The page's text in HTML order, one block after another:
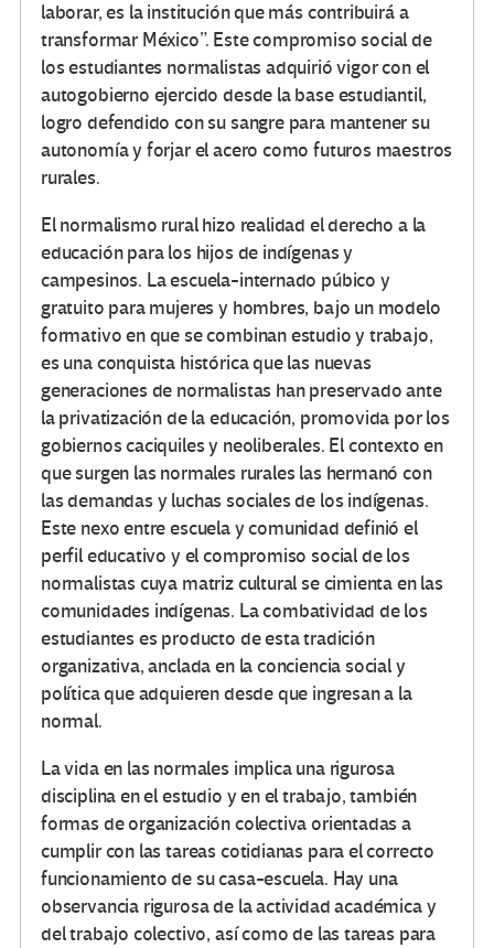
laborar, es la institución que más contribuirá a
transformar México”. Este compromiso social de
los estudiantes normalistas adquirió vigor con el
autogobierno ejercido desde la base estudiantil,
logro defendido con su sangre para mantener su
autonomía y forjar el acero como futuros maestros
rurales.
El normalismo rural hizo realidad el derecho a la
educación para los hijos de indígenas y
campesinos. La escuela-internado púbico y
gratuito para mujeres y hombres, bajo un modelo
formativo en que se combinan estudio y trabajo,
es una conquista histórica que las nuevas
generaciones de normalistas han preservado ante
la privatización de la educación, promovida por los
gobiernos caciquiles y neoliberales. El contexto en
que surgen las normales rurales las hermanó con
las demandas y luchas sociales de los indígenas.
Este nexo entre escuela y comunidad definió el
perfil educativo y el compromiso social de los
normalistas cuya matriz cultural se cimienta en las
comunidades indígenas. La combatividad de los
estudiantes es producto de esta tradición
organizativa, anclada en la conciencia social y
política que adquieren desde que ingresan a la
normal.
La vida en las normales implica una rigurosa
disciplina en el estudio y en el trabajo, también
formas de organización colectiva orientadas a
cumplir con las tareas cotidianas para el correcto
funcionamiento de su casa-escuela. Hay una
observancia rigurosa de la actividad académica y
del trabajo colectivo, así como de las tareas para